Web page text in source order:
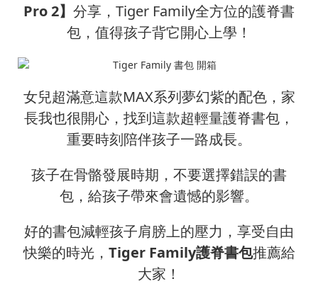
Pro 2】 分享，Tiger Family全方位的護脊書
包，值得孩子背它開心上學！
女兒超滿意這款MAX系列夢幻紫的配色，家
長我也很開心，找到這款超輕量護脊書包，
重要時刻陪伴孩子一路成長。
孩子在骨骼發展時期，不要選擇錯誤的書
包，給孩子帶來會遺憾的影響。
好的書包減輕孩子肩膀上的壓力，享受自由
快樂的時光， Tiger Family護脊書包推薦給
大家！